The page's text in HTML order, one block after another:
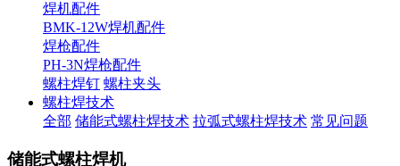
焊机配件
BMK-12W焊机配件
焊枪配件
PH-3N焊枪配件
螺柱焊钉 螺柱夹头
螺柱焊技术
全部 储能式螺柱焊技术 拉弧式螺柱焊技术 常见问题
储能式螺柱焊机